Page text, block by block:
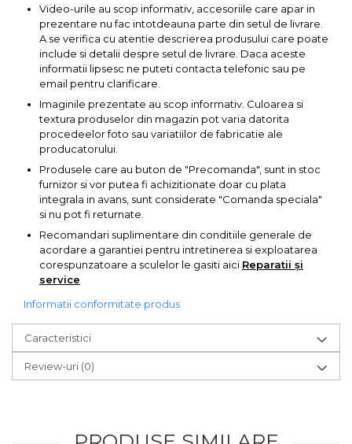
& Suruburi
Extractor Rulmenti
Cabluri
Pompa transfer lichide
Pompa Aer
Cric Manual
Ulei Hidraulic
Troliu
Palan
Dinamometric
Carucior Scule
Echipamente de Siguranta
Auto
Stetoscop Auto
Tester Compresie Auto
Schimbare Lichid Frana
Video-urile au scop informativ, accesoriile care apar in
prezentare nu fac intotdeauna parte din setul de livrare.
A se verifica cu atentie descrierea produsului care poate
include si detalii despre setul de livrare. Daca aceste
informatii lipsesc ne puteti contacta telefonic sau pe
email pentru clarificare.
Imaginile prezentate au scop informativ. Culoarea si
textura produselor din magazin pot varia datorita
procedeelor foto sau variatiilor de fabricatie ale
producatorului.
Produsele care au buton de "Precomanda", sunt in stoc
furnizor si vor putea fi achizitionate doar cu plata
integrala in avans, sunt considerate "Comanda speciala"
si nu pot fi returnate.
Recomandari suplimentare din conditiile generale de
acordare a garantiei pentru intretinerea si exploatarea
corespunzatoare a sculelor le gasiti aici Reparatii și
service
Informatii conformitate produs
Caracteristici
Review-uri (0)